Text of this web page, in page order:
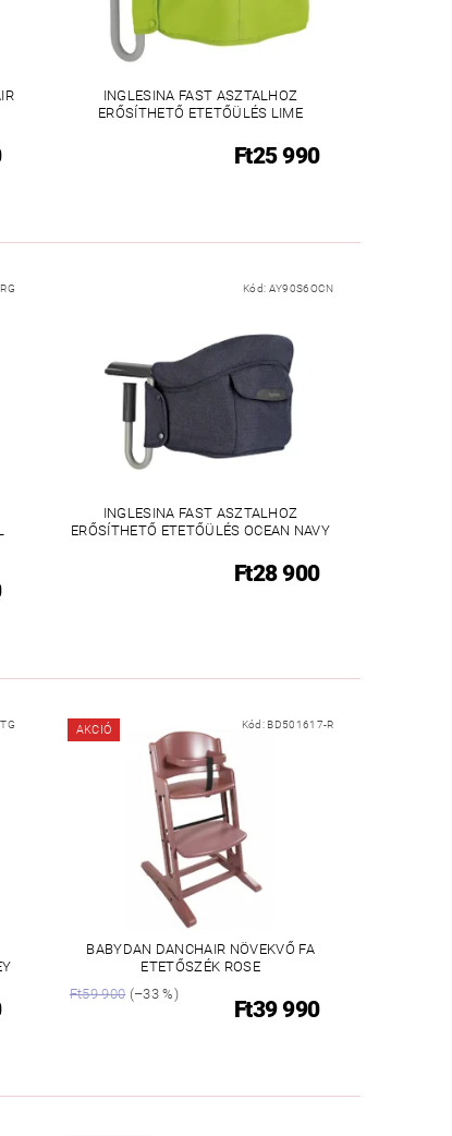
INGLESINA FAST ASZTALHOZ
ERŐSÍTHETŐ ETETŐÜLÉS LIME
Ft25 990
Kód: AY90S6OCN
INGLESINA FAST ASZTALHOZ
ERŐSÍTHETŐ ETETŐÜLÉS OCEAN NAVY
Ft28 900
AKCIÓ Kód: BD501617-R
BABYDAN DANCHAIR NÖVEKVŐ FA
ETETŐSZÉK ROSE
Ft59 900(–33 %)
Ft39 990